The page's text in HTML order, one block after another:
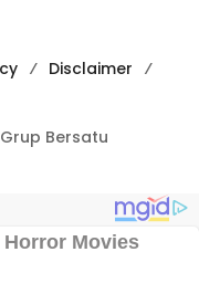
Disclaimer
Bersatu